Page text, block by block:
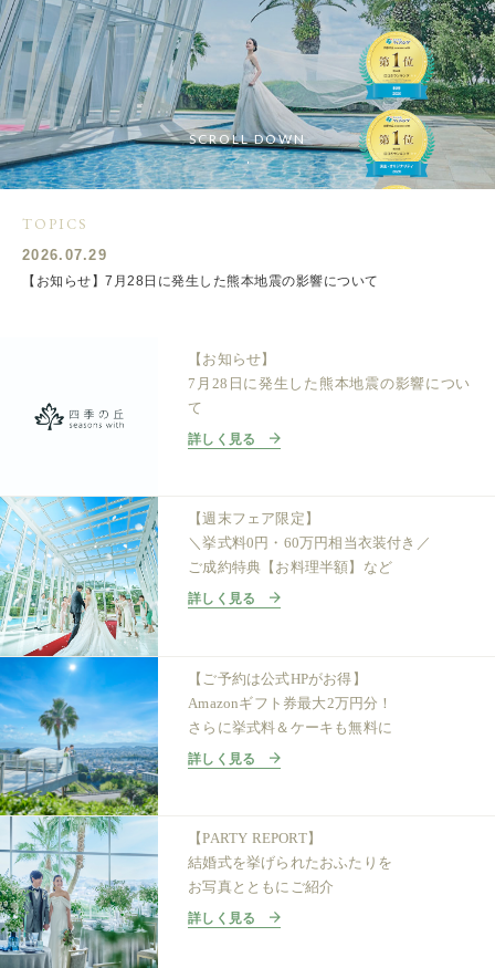
SCROLL DOWN
TOPICS
2026.07.29
【お知らせ】7月28日に発生した熊本地震の影響について
【お知らせ】
7月28日に発生した熊本地震の影響につい
て
詳しく見る
【週末フェア限定】
＼挙式料0円・60万円相当衣装付き／
ご成約特典【お料理半額】など
詳しく見る
【ご予約は公式HPがお得】
Amazonギフト券最大2万円分！
さらに挙式料＆ケーキも無料に
詳しく見る
【PARTY REPORT】
結婚式を挙げられたおふたりを
お写真とともにご紹介
詳しく見る